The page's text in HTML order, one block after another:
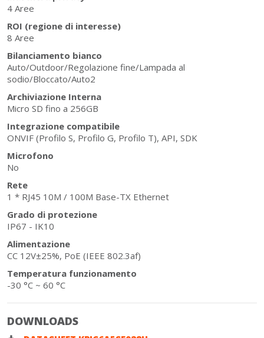
4 Aree
ROI (regione di interesse)
8 Aree
Bilanciamento bianco
Auto/Outdoor/Regolazione fine/Lampada al
sodio/Bloccato/Auto2
Archiviazione Interna
Micro SD fino a 256GB
Integrazione compatibile
ONVIF (Profilo S, Profilo G, Profilo T), API, SDK
Microfono
No
Rete
1 * RJ45 10M / 100M Base-TX Ethernet
Grado di protezione
IP67 - IK10
Alimentazione
CC 12V±25%, PoE (IEEE 802.3af)
Temperatura funzionamento
-30 °C ~ 60 °C
DOWNLOADS